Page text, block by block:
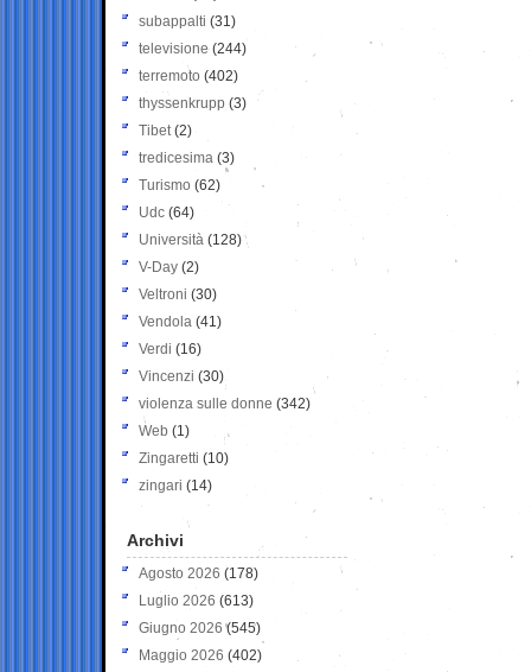
subappalti (31)
televisione(244)
terremoto (402)
thyssenkrupp (3)
Tibet(2)
tredicesima (3)
Turismo (62)
Udc (64)
Università (128)
V-Day (2)
Veltroni (30)
Vendola (41)
Verdi (16)
Vincenzi (30)
violenza sulle donne (342)
Web (1)
Zingaretti (10)
zingari (14)
Archivi
Agosto 2026 (178)
Luglio 2026 (613)
Giugno 2026 (545)
Maggio 2026 (402)